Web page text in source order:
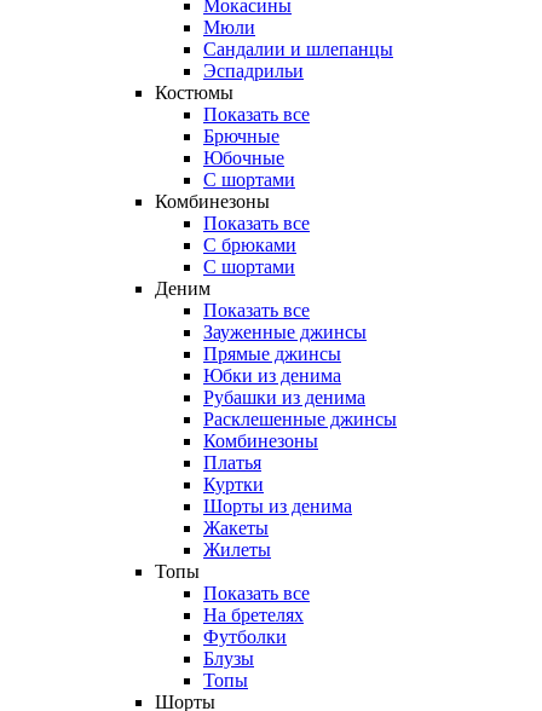
Мокасины
Мюли
Сандалии и шлепанцы
Эспадрильи
Костюмы
Показать все
Брючные
Юбочные
С шортами
Комбинезоны
Показать все
С брюками
С шортами
Деним
Показать все
Зауженные джинсы
Прямые джинсы
Юбки из денима
Рубашки из денима
Расклешенные джинсы
Комбинезоны
Платья
Куртки
Шорты из денима
Жакеты
Жилеты
Топы
Показать все
На бретелях
Футболки
Блузы
Топы
Шорты